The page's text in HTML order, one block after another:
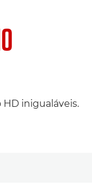
inigualáveis.